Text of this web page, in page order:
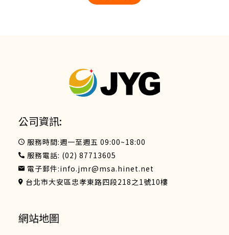
網站地圖
公司資訊:
服務時間:週一至週五 09:00~18:00
服務電話: (02) 87713605
電子郵件:info.jmr@msa.hinet.net
台北市大安區忠孝東路四段218之1號10樓